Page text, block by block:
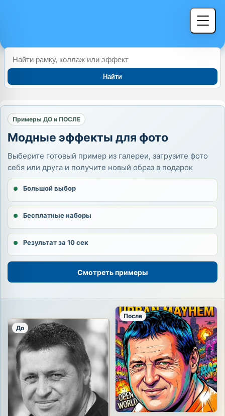
Найти
Примеры ДО и ПОСЛЕ
Модные эффекты для фото
Выберите готовый пример из галереи, загрузите фото
себя или друга и получите новый образ в подарок
Большой выбор
Бесплатные наборы
Результат за 10 сек
Смотреть примеры
До
После